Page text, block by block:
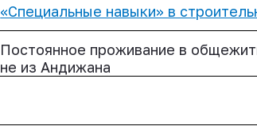
«Специальные навыки» в
Постоянное проживание в
не из Андижана